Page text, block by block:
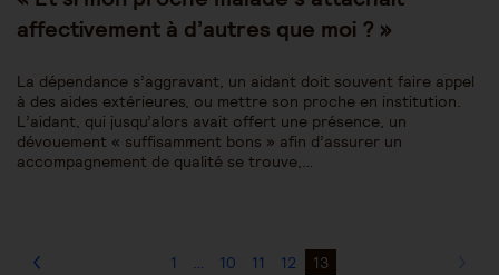
affectivement à d’autres que moi ? »
La dépendance s’aggravant, un aidant doit souvent faire appel
à des aides extérieures, ou mettre son proche en institution.
L’aidant, qui jusqu’alors avait offert une présence, un
dévouement « suffisamment bons » afin d’assurer un
accompagnement de qualité se trouve,…
1 … 10 11 12 13